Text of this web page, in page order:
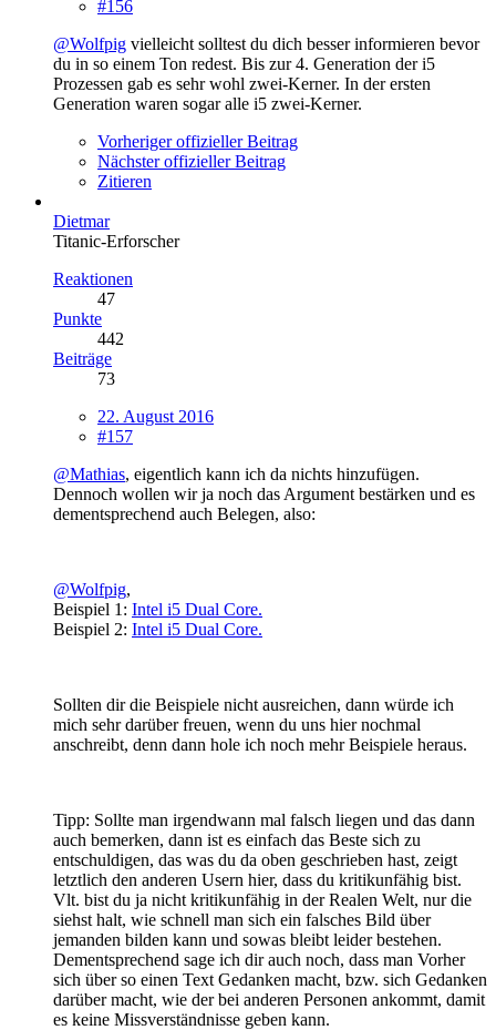
#156
@Wolfpig vielleicht solltest du dich besser informieren bevor
du in so einem Ton redest. Bis zur 4. Generation der i5
Prozessen gab es sehr wohl zwei-Kerner. In der ersten
Generation waren sogar alle i5 zwei-Kerner.
Vorheriger offizieller Beitrag
Nächster offizieller Beitrag
Zitieren
Dietmar
Titanic-Erforscher
Reaktionen
47
Punkte
442
Beiträge
73
22. August 2016
#157
@Mathias, eigentlich kann ich da nichts hinzufügen.
Dennoch wollen wir ja noch das Argument bestärken und es
dementsprechend auch Belegen, also:
@Wolfpig,
Beispiel 1: Intel i5 Dual Core.
Beispiel 2: Intel i5 Dual Core.
Sollten dir die Beispiele nicht ausreichen, dann würde ich
mich sehr darüber freuen, wenn du uns hier nochmal
anschreibt, denn dann hole ich noch mehr Beispiele heraus.
Tipp: Sollte man irgendwann mal falsch liegen und das dann
auch bemerken, dann ist es einfach das Beste sich zu
entschuldigen, das was du da oben geschrieben hast, zeigt
letztlich den anderen Usern hier, dass du kritikunfähig bist.
Vlt. bist du ja nicht kritikunfähig in der Realen Welt, nur die
siehst halt, wie schnell man sich ein falsches Bild über
jemanden bilden kann und sowas bleibt leider bestehen.
Dementsprechend sage ich dir auch noch, dass man Vorher
sich über so einen Text Gedanken macht, bzw. sich Gedanken
darüber macht, wie der bei anderen Personen ankommt, damit
es keine Missverständnisse geben kann.